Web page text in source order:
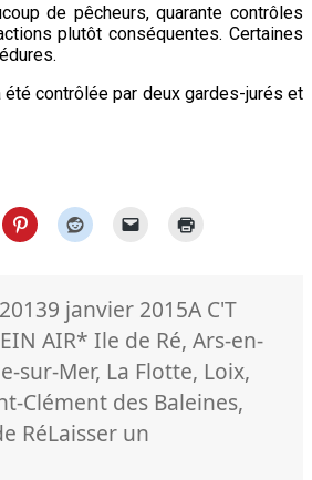
de pêcheurs, quarante contrôles
plutôt conséquentes. Certaines
été contrôlée par deux gardes-jurés et
9 janvier 2015Catégories
A C'T
AIRMots-
clés
* Ile de Ré,Ars-en-
sur-Mer, La Flotte, Loix,
Clément des Baleines,
RéLaisser un